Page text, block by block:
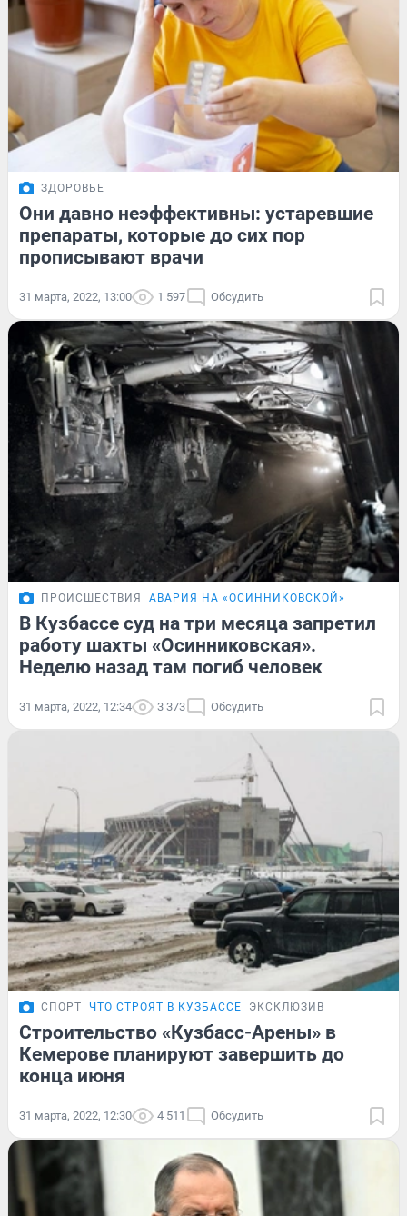
ЗДОРОВЬЕ
Они давно неэффективны: устаревшие
препараты, которые до сих пор
прописывают врачи
31 марта, 2022, 13:00 1 597 Обсудить
ПРОИСШЕСТВИЯ АВАРИЯ НА «ОСИННИКОВСКОЙ»
В Кузбассе суд на три месяца запретил
работу шахты «Осинниковская».
Неделю назад там погиб человек
31 марта, 2022, 12:34 3 373 Обсудить
СПОРТ ЧТО СТРОЯТ В КУЗБАССЕ ЭКСКЛЮЗИВ
Строительство «Кузбасс-Арены» в
Кемерове планируют завершить до
конца июня
31 марта, 2022, 12:30 4 511 Обсудить